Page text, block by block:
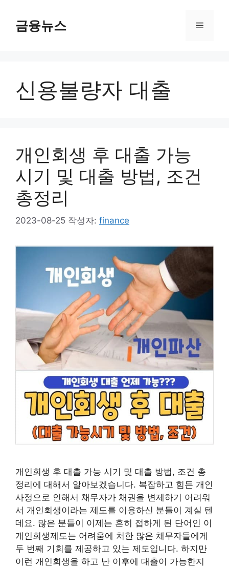
금융뉴스 메
신용불량자 대출
개인회생 후 대출 가능
시기 및 대출 방법, 조건
총정리
2023-08-25 작성자: finance
개인회생 후 대출 가능 시기 및 대출 방법, 조건 총
정리에 대해서 알아보겠습니다. 복잡하고 힘든 개인
사정으로 인해서 채무자가 채권을 변제하기 어려워
서 개인회생이라는 제도를 이용하신 분들이 계실 텐
데요. 많은 분들이 이제는 흔히 접하게 된 단어인 이
개인회생제도는 어려움에 처한 많은 채무자들에게
두 번째 기회를 제공하고 있는 제도입니다. 하지만
이런 개인회생을 하고 난 이후에 대출이 가능한지